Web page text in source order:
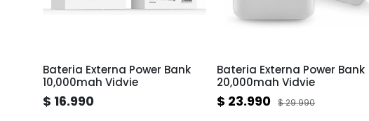
Bateria Externa Power Bank
10,000mah Vidvie
$ 16.990
Bateria Externa Power Bank
20,000mah Vidvie
$ 23.990 $ 29.990